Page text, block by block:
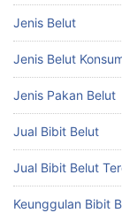
Jenis Belut
Jenis Belut
Jenis Pakan Belut
Jual Bibit Belut
Jual Bibit Belut
Keunggulan Bibit